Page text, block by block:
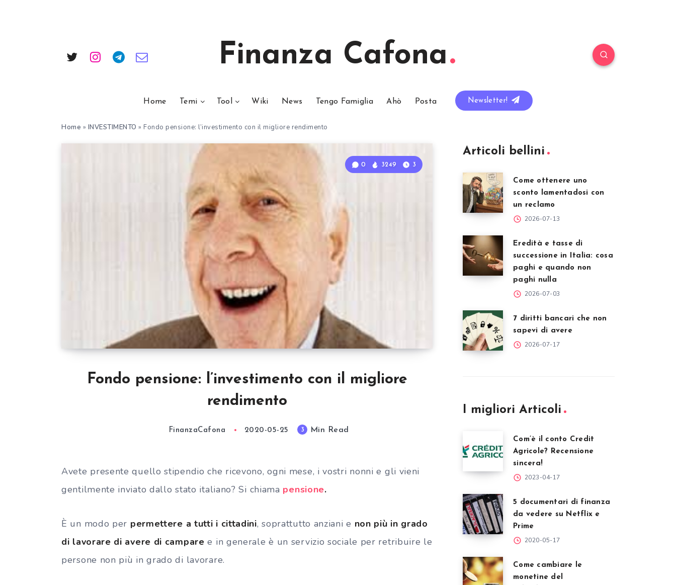
Finanza Cafona
Home Temi Tool Wiki News Tengo Famiglia Ahò Posta Newsletter!
Home » INVESTIMENTO » Fondo pensione: l’investimento con il migliore rendimento
0 3249 3
Fondo pensione: l’investimento con il migliore
rendimento
FinanzaCafona 2020-05-25 3 Min Read
Avete presente quello stipendio che ricevono, ogni mese, i vostri nonni e gli vieni
gentilmente inviato dallo stato italiano? Si chiama pensione.
È un modo per permettere a tutti i cittadini, soprattutto anziani e non più in grado
di lavorare di avere di camparee in generale è un servizio sociale per retribuire le
persone non più in grado di lavorare.
Articoli bellini
Come ottenere uno
sconto lamentadosi con
un reclamo
2026-07-13
Eredità e tasse di
successione in Italia: cosa
paghi e quando non
paghi nulla
2026-07-03
7 diritti bancari che non
sapevi di avere
2026-07-17
I migliori Articoli
Com’è il conto Credit
Agricole? Recensione
sincera!
2023-04-17
5 documentari di finanza
da vedere su Netflix e
Prime
2020-05-17
Come cambiare le
monetine del